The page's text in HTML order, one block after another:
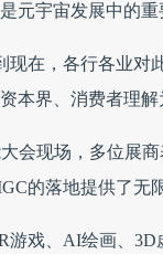
元宇宙发展中的重
在，各行各业对
本界、消费者理解
会现场，多位展
的落地提供了无
戏、AI绘画、